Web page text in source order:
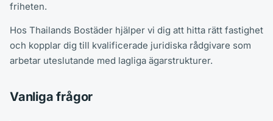
friheten.
Hos Thailands Bostäder hjälper vi dig att hitta rätt fastighet
och kopplar dig till kvalificerade juridiska rådgivare som
arbetar uteslutande med lagliga ägarstrukturer.
Vanliga frågor